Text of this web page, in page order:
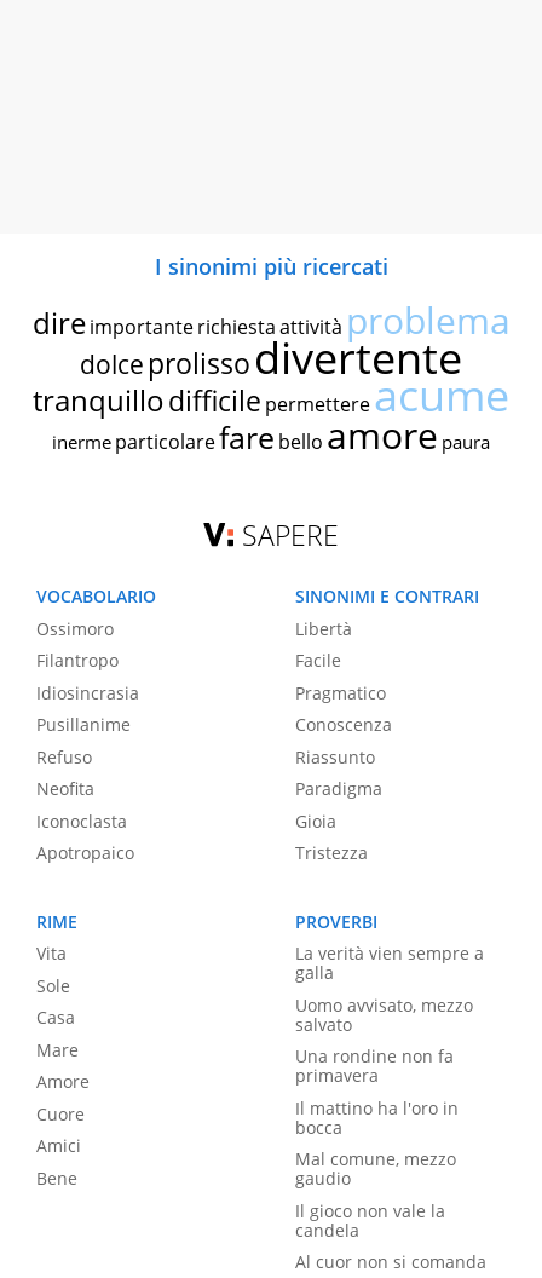
I sinonimi più ricercati
dire importante richiestaattività problema
dolce prolissodivertente
tranquillodifficile permettereacume
inerme particolarefare bello amore paura
SAPERE
VOCABOLARIO
Ossimoro
Filantropo
Idiosincrasia
Pusillanime
Refuso
Neofita
Iconoclasta
Apotropaico
SINONIMI E CONTRARI
Libertà
Facile
Pragmatico
Conoscenza
Riassunto
Paradigma
Gioia
Tristezza
RIME
Vita
Sole
Casa
Mare
Amore
Cuore
Amici
Bene
PROVERBI
La verità vien sempre a
galla
Uomo avvisato, mezzo
salvato
Una rondine non fa
primavera
Il mattino ha l'oro in
bocca
Mal comune, mezzo
gaudio
Il gioco non vale la
candela
Al cuor non si comanda